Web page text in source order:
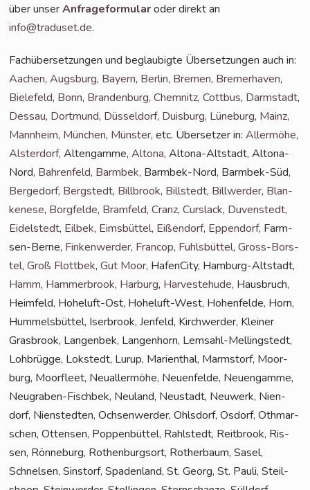
über unserAnfra­ge­for­mu­laroder direkt an
info@traduset.de.
Fach­über­set­zun­gen und beglau­big­te Über­set­zun­gen auch in:
Aachen,Augs­burg, Bay­ern, Ber­lin, Bre­men, Bre­mer­ha­ven,
Bie­le­feld, Bonn, Bran­den­burg,Chem­nitz,Cott­bus, Darm­stadt,
Des­sau, Dort­mund, Düs­sel­dorf, Duis­burg, Lüne­burg, Mainz,
Mann­heim, Mün­chen, Müns­ter, etc. Über­set­zer in:Aller­mö­he,
Als­ter­dorf, Alten­gam­me,Alto­na, Alto­na-Alt­stadt, Alto­na-
Nord, Bah­ren­feld, Barm­bek, Barm­bek-Nord, Barm­bek-Süd,
Ber­ge­dorf, Berg­stedt, Bill­brook, Bill­stedt, Bill­wer­der, Blan­
ke­ne­se, Borg­fel­de, Bramfeld,Cranz,Curs­lack, Duven­stedt,
Eidel­stedt, Eil­bek, Eims­büt­tel, Eißen­dorf, Eppen­dorf, Farm­
sen-Ber­ne, Fin­ken­wer­der, Fran­cop, Fuhls­büt­tel,Gross-Bors­
tel,Groß Flott­bek,Gut Moor, Hafen­Ci­ty, Ham­burg-Alt­stadt,
Hamm, Ham­mer­brook, Har­burg, Har­ve­ste­hu­de, Haus­bruch,
Heim­feld, Hohe­luft-Ost, Hohe­luft-West, Hohen­fel­de, Horn,
Hum­mels­büt­tel, Iser­brook, Jen­feld, Kirch­wer­der, Klei­ner
Gras­brook, Lan­gen­bek, Lan­gen­horn, Lem­sahl-Mel­ling­s­tedt,
Loh­brüg­ge, Lok­stedt, Lurup, Mari­en­thal, Marmstorf, Moor­
burg, Moor­fleet, Neu­al­ler­mö­he, Neu­en­fel­de, Neu­en­gam­me,
Neu­gra­ben-Fisch­bek, Neu­land, Neu­stadt, Neu­werk, Nien­
dorf, Nien­sted­ten, Och­sen­wer­der, Ohls­dorf, Osdorf, Oth­mar­
schen, Otten­sen, Pop­pen­büt­tel, Rahl­stedt, Reit­brook, Ris­
sen, Rön­ne­burg, Rothen­burg­sort, Rother­baum, Sasel,
Schnel­sen, Sinstorf, Spa­den­land, St. Georg, St. Pau­li, Steil­